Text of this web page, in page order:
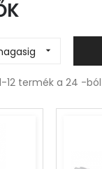

12 termék a 24 -ból